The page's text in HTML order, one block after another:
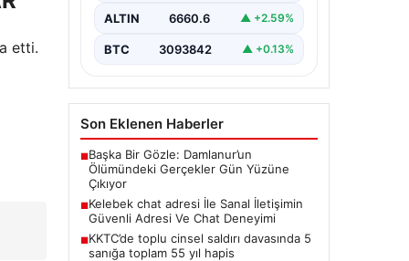
etti.
Günümüzde birçok…
ALTIN 6660.6 ▲ +2.59%
BTC 3093842 ▲ +0.13%
Son Eklenen Haberler
■Başka Bir Gözle: Damlanur’un
Ölümündeki Gerçekler Gün Yüzüne
Çıkıyor
■Kelebek chat adresi İle Sanal İletişimin
Güvenli Adresi Ve Chat Deneyimi
■KKTC’de toplu cinsel saldırı davasında 5
sanığa toplam 55 yıl hapis